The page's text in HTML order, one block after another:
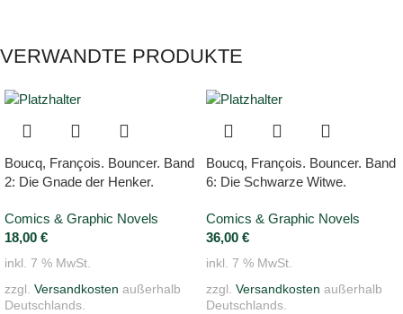
VERWANDTE PRODUKTE
Boucq, François. Bouncer. Band
2: Die Gnade der Henker.
Comics & Graphic Novels
18,00 €
inkl. 7 % MwSt.
zzgl. Versandkosten außerhalb
Deutschlands.
Boucq, François. Bouncer. Band
6: Die Schwarze Witwe.
Comics & Graphic Novels
36,00 €
inkl. 7 % MwSt.
zzgl. Versandkosten außerhalb
Deutschlands.